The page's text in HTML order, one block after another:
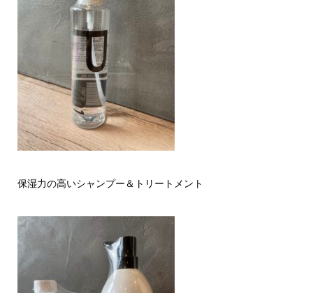
保湿力の高いシャンプー＆トリートメント